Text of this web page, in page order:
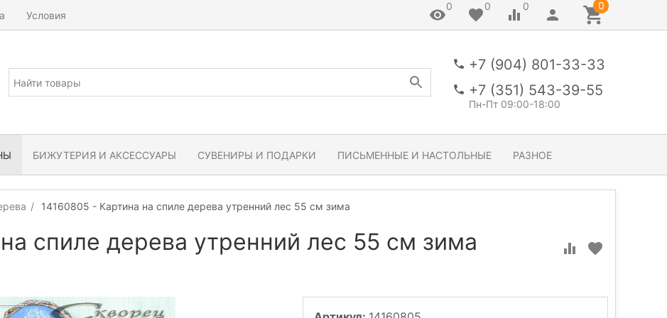
Условия
0 0 0 0
+7 (904) 801-33-33
+7 (351) 543-39-55
Пн-Пт 09:00-18:00
БИЖУТЕРИЯ И АКСЕССУАРЫ СУВЕНИРЫ И ПОДАРКИ ПИСЬМЕННЫЕ И НАСТОЛЬНЫЕ РАЗНОЕ
14160805 - Картина на спиле дерева утренний лес 55 см зима
спиле дерева утренний лес 55 см зима